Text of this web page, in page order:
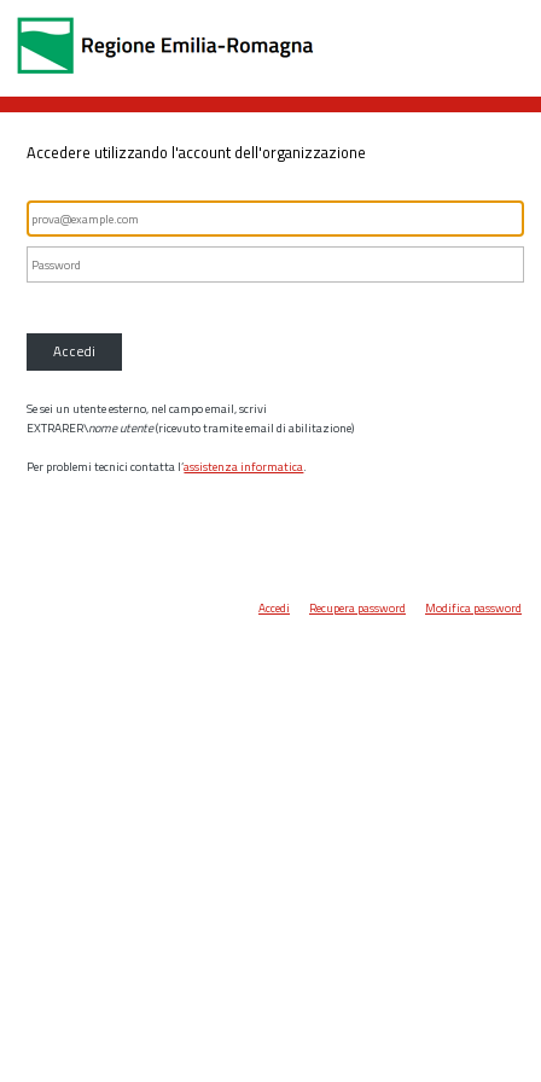
Accedere utilizzando l'account dell'organizzazione
Accedi
Se sei un utente esterno, nel campo email, scrivi
EXTRARER\nome utente(ricevuto tramite email di abilitazione)
Per problemi tecnici contatta l’assistenza informatica.
Accedi Recupera password Modifica password